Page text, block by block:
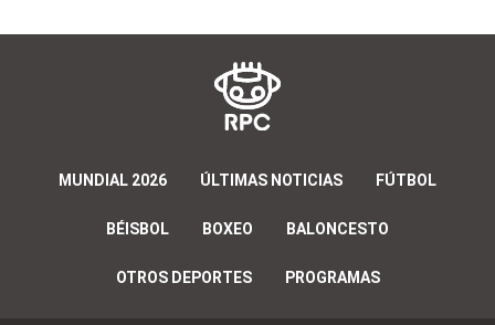
MUNDIAL 2026 ÚLTIMAS NOTICIAS FÚTBOL
BÉISBOL BOXEO BALONCESTO
OTROS DEPORTES PROGRAMAS